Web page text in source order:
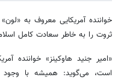
خواننده آمریکایی معروف به
ثروت را به خاطر سعادت کامل
«امیر جنید هاوکینز» خواننده
است، می‌گوید: همیشه با